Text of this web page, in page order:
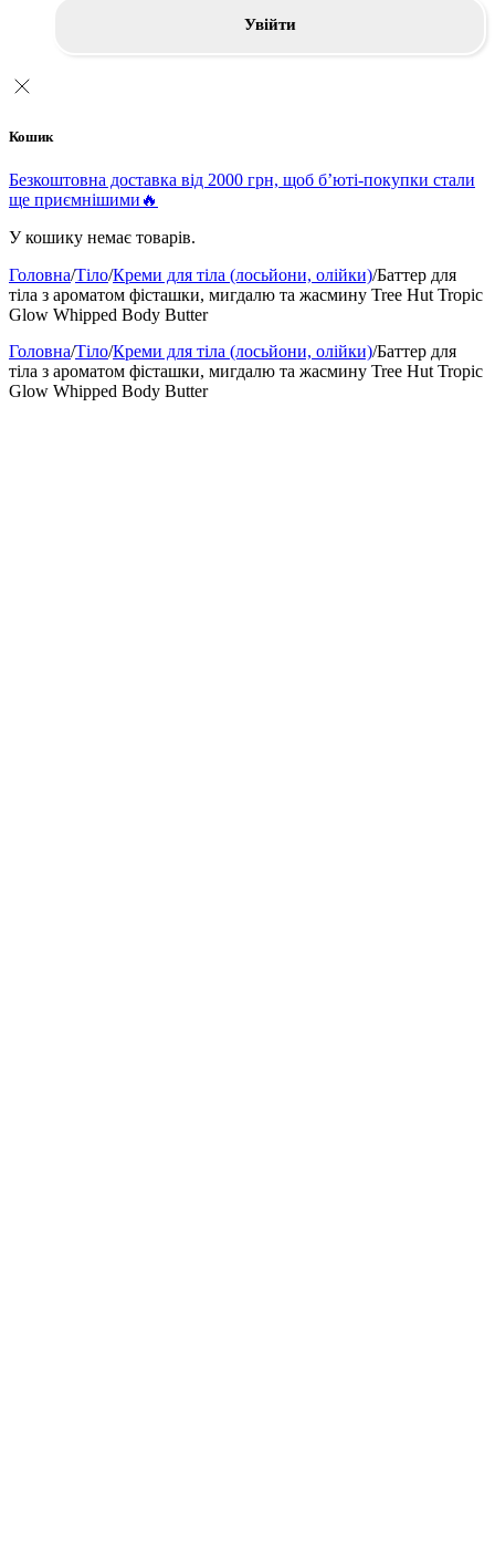
Увійти
Кошик
Безкоштовна доставка від 2000 грн, щоб б’юті-покупки стали
ще приємнішими🔥
У кошику немає товарів.
Головна/Тіло/Креми для тіла (лосьйони, олійки)/Баттер для
тіла з ароматом фісташки, мигдалю та жасмину Tree Hut Tropic
Glow Whipped Body Butter
Головна/Тіло/Креми для тіла (лосьйони, олійки)/Баттер для
тіла з ароматом фісташки, мигдалю та жасмину Tree Hut Tropic
Glow Whipped Body Butter